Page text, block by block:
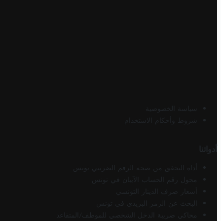
سياسة الخصوصية
شروط وأحكام الاستخدام
أدواتنا
أداة التحقق من صحة الرقم الضريبي تونس
محول رقم الحساب الآيبان في تونس
أسعار صرف الدينار التونسي
البحث عن الرمز البريدي في تونس
محاكي ضريبة الدخل الشخصي للموظف/المتقاعد